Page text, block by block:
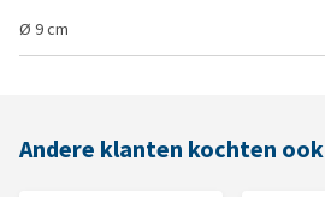
Ø 9 cm
Andere klanten kochten ook